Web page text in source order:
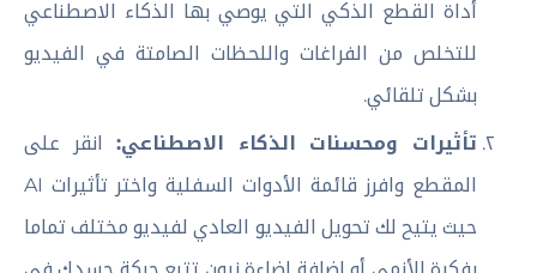
أداة القطع الذكي التي يوصي بها الذكاء الاصطناعي
للتخلص من الفراغات واللحظات الصامتة في الفيديو
بشكل تلقائي.
تأثيرات ومحسنات الذكاء الاصطناعي: انقر على
المقطع وافرز قائمة الأدوات السفلية واختر تأثيرات AI
حيث يتيح لك تحويل الفيديو العادي لفيديو مختلف تماما